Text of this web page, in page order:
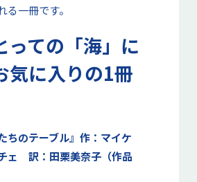
る一冊です。
っての「海」に
気に入りの1冊
ちのテーブル』作：マイケ
ェ 訳：田栗美奈子（作品